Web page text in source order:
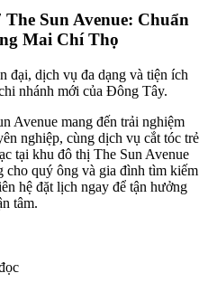
Sun Avenue: Chuẩn
Mai Chí Thọ
đại, dịch vụ đa dạng và tiện ích
nhánh mới của Đông Tây.
Avenue mang đến trải nghiệm
nghiệp, cùng dịch vụ cắt tóc trẻ
tại khu đô thị The Sun Avenue
cho quý ông và gia đình tìm kiếm
hệ đặt lịch ngay để tận hưởng
tâm.